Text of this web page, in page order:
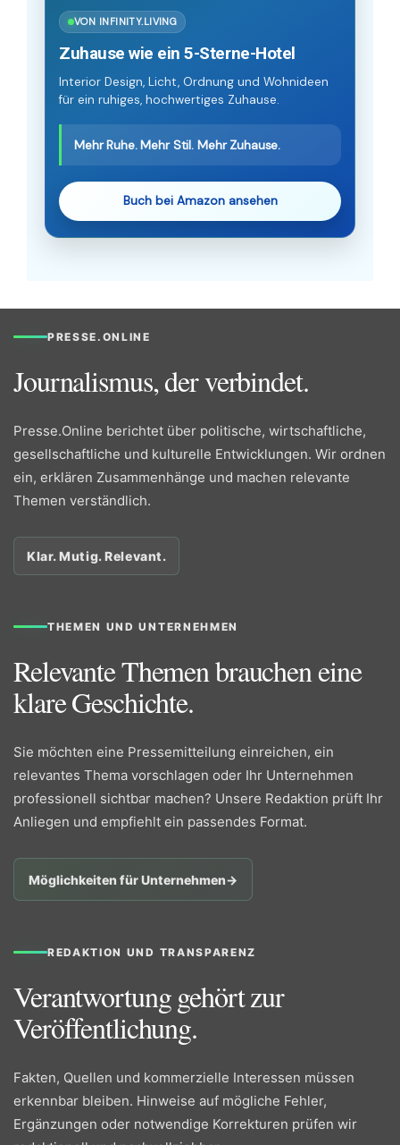
VON INFINITY.LIVING
Zuhause wie ein 5-Sterne-Hotel
Interior Design, Licht, Ordnung und Wohnideen
für ein ruhiges, hochwertiges Zuhause.
Mehr Ruhe. Mehr Stil. Mehr Zuhause.
Buch bei Amazon ansehen
PRESSE.ONLINE
Journalismus, der verbindet.
Presse.Online berichtet über politische, wirtschaftliche,
gesellschaftliche und kulturelle Entwicklungen. Wir ordnen
ein, erklären Zusammenhänge und machen relevante
Themen verständlich.
Klar. Mutig. Relevant.
THEMEN UND UNTERNEHMEN
Relevante Themen brauchen eine
klare Geschichte.
Sie möchten eine Pressemitteilung einreichen, ein
relevantes Thema vorschlagen oder Ihr Unternehmen
professionell sichtbar machen? Unsere Redaktion prüft Ihr
Anliegen und empfiehlt ein passendes Format.
Möglichkeiten für Unternehmen→
REDAKTION UND TRANSPARENZ
Verantwortung gehört zur
Veröffentlichung.
Fakten, Quellen und kommerzielle Interessen müssen
erkennbar bleiben. Hinweise auf mögliche Fehler,
Ergänzungen oder notwendige Korrekturen prüfen wir